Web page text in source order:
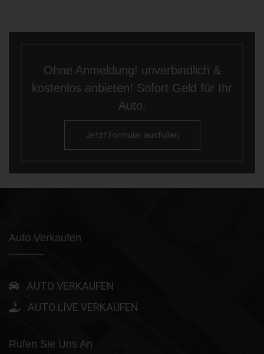
Ohne Anmeldung! unverbindlich &
kostenlos anbieten! Sofort Geld für Ihr
Auto.
Jetzt Formular ausfüllen
Auto Verkaufen
AUTO VERKAUFEN
AUTO LIVE VERKAUFEN
Rufen Sie Uns An